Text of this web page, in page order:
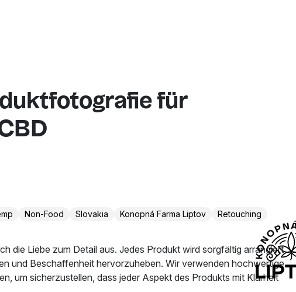
für
Non-Food Slovakia Konopná Farma Liptov Retouching
die Liebe zum Detail aus. Jedes Produkt wird sorgfältig arrangiert
und Beschaffenheit hervorzuheben. Wir verwenden hochwertige
um sicherzustellen, dass jeder Aspekt des Produkts mit Klarheit